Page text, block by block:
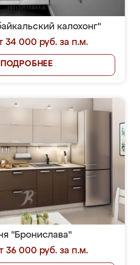
калохонг"
34 000 руб. за п.м.
ПОДРОБНЕЕ
"Бронислава"
36 000 руб. за п.м.